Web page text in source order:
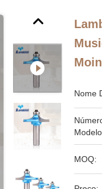
Nome
MOQ: